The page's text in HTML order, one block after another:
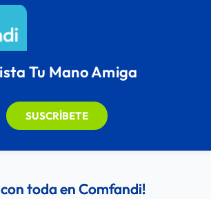
Tu Mano Amiga
SUSCRÍBETE
con toda en Comfandi!